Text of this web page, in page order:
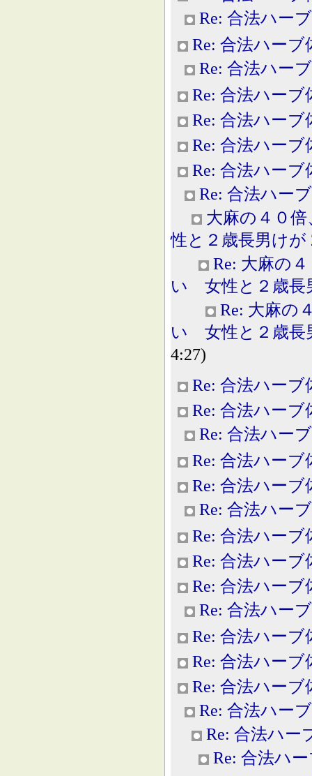
Re: 合法ハー
Re: 合法ハーブ
Re: 合法ハー
Re: 合法ハーブ
Re: 合法ハーブ
Re: 合法ハーブ
Re: 合法ハーブ
Re: 合法ハー
大麻の４０
性と２歳長男けが
Re: 大麻の
い 女性と２歳長
Re: 大麻の
い 女性と２歳長
4:27)
Re: 合法ハーブ
Re: 合法ハーブ
Re: 合法ハー
Re: 合法ハーブ
Re: 合法ハーブ
Re: 合法ハー
Re: 合法ハーブ
Re: 合法ハーブ
Re: 合法ハーブ
Re: 合法ハー
Re: 合法ハーブ
Re: 合法ハーブ
Re: 合法ハーブ
Re: 合法ハー
Re: 合法ハー
Re: 合法ハ